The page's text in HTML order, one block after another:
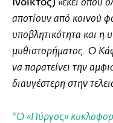
«εκεί όπου
αποτίουν από κοινού
υποβλητικότητα και η
μυθιστορήματος. Ο
να παρατείνει την
διαυγέστερη στην
*Ο «Πύργος»